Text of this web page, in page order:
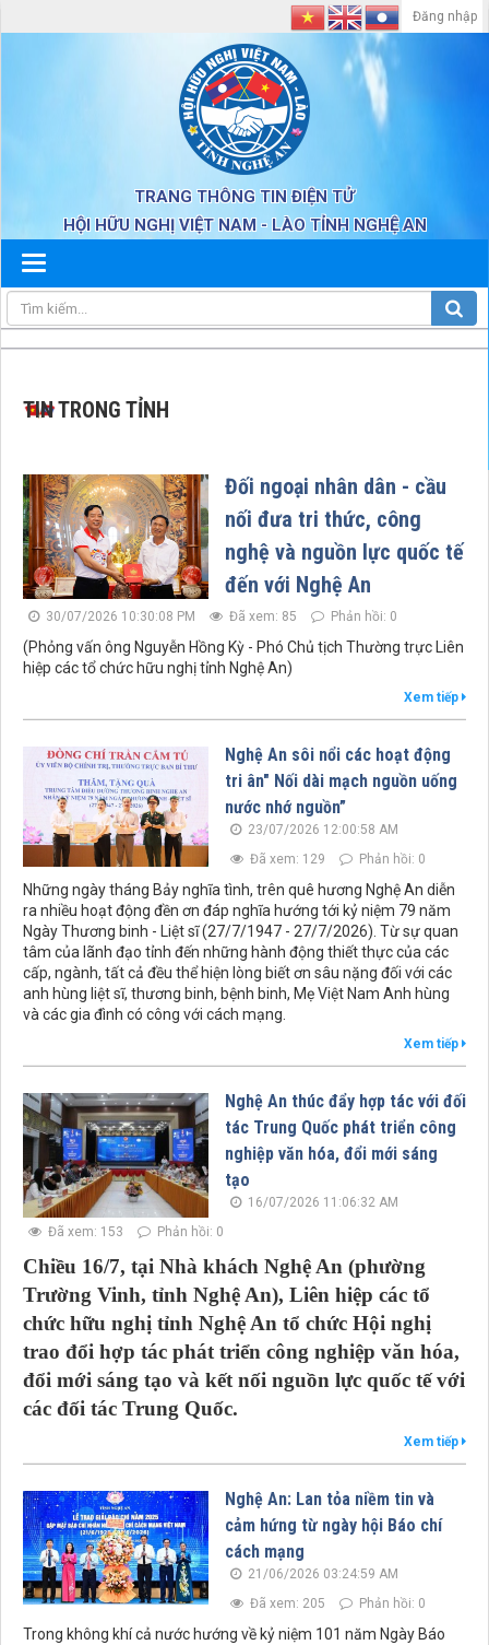
TRANG THÔNG TIN ĐIỆN TỬ
HỘI HỮU NGHỊ VIỆT NAM - LÀO TỈNH NGHỆ AN
Đăng nhập
TIN TRONG TỈNH
Đối ngoại nhân dân - cầu
nối đưa tri thức, công
nghệ và nguồn lực quốc tế
đến với Nghệ An
30/07/2026 10:30:08 PM Đã xem: 85 Phản hồi: 0
(Phỏng vấn ông Nguyễn Hồng Kỳ - Phó Chủ tịch Thường trực Liên
hiệp các tổ chức hữu nghị tỉnh Nghệ An)
Xem tiếp
Nghệ An sôi nổi các hoạt động
tri ân" Nối dài mạch nguồn uống
nước nhớ nguồn”
23/07/2026 12:00:58 AM
Đã xem: 129
Phản hồi: 0
Những ngày tháng Bảy nghĩa tình, trên quê hương Nghệ An diễn
ra nhiều hoạt động đền ơn đáp nghĩa hướng tới kỷ niệm 79 năm
Ngày Thương binh - Liệt sĩ (27/7/1947 - 27/7/2026). Từ sự quan
tâm của lãnh đạo tỉnh đến những hành động thiết thực của các
cấp, ngành, tất cả đều thể hiện lòng biết ơn sâu nặng đối với các
anh hùng liệt sĩ, thương binh, bệnh binh, Mẹ Việt Nam Anh hùng
và các gia đình có công với cách mạng.
Xem tiếp
Nghệ An thúc đẩy hợp tác với đối
tác Trung Quốc phát triển công
nghiệp văn hóa, đổi mới sáng
tạo
16/07/2026 11:06:32 AM
Đã xem: 153
Phản hồi: 0
Chiều 16/7, tại Nhà khách Nghệ An (phường
Trường Vinh, tỉnh Nghệ An), Liên hiệp các tổ
chức hữu nghị tỉnh Nghệ An tổ chức Hội nghị
trao đổi hợp tác phát triển công nghiệp văn hóa,
đổi mới sáng tạo và kết nối nguồn lực quốc tế với
các đối tác Trung Quốc.
Xem tiếp
Nghệ An: Lan tỏa niềm tin và
cảm hứng từ ngày hội Báo chí
cách mạng
21/06/2026 03:24:59 AM
Đã xem: 205
Phản hồi: 0
Trong không khí cả nước hướng về kỷ niệm 101 năm Ngày Báo